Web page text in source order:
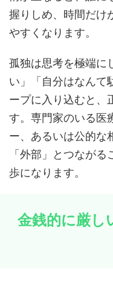
握りしめ、時間だけ
やすくなります。
孤独は思考を極端に
い」「自分はなんて
ープに入り込むと、
す。専門家のいる医
ー、あるいは公的な
「外部」とつなが
歩になります。
金銭的に厳し